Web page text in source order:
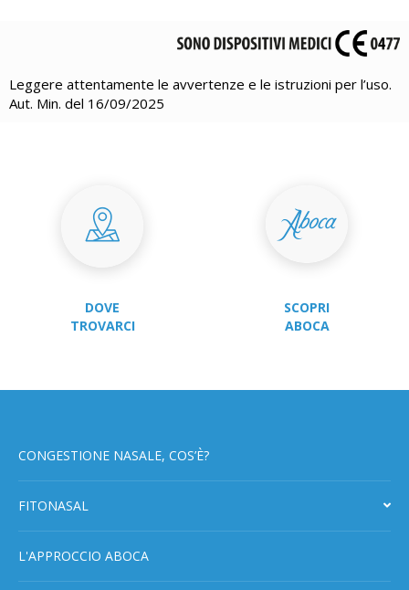
Leggere attentamente le avvertenze e le istruzioni per l’uso.
Aut. Min. del 16/09/2025
DOVE
TROVARCI
SCOPRI
ABOCA
CONGESTIONE NASALE, COS’È?
FITONASAL
L'APPROCCIO ABOCA